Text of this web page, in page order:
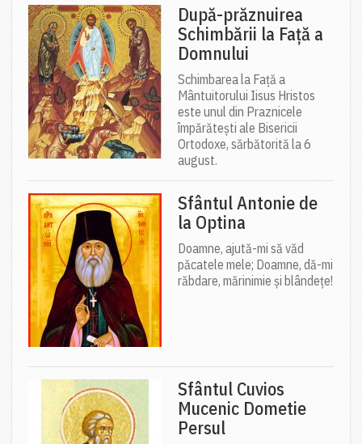
După-prăznuirea
Schimbării la Față a
Domnului
Schimbarea la Față a
Mântuitorului Iisus Hristos
este unul din Praznicele
împărătești ale Bisericii
Ortodoxe, sărbătorită la 6
august.
Sfântul Antonie de
la Optina
Doamne, ajută-mi să văd
păcatele mele; Doamne, dă-mi
răbdare, mărinimie şi blândeţe!
Sfântul Cuvios
Mucenic Dometie
Persul